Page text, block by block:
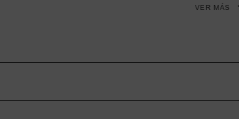
VER MÁS